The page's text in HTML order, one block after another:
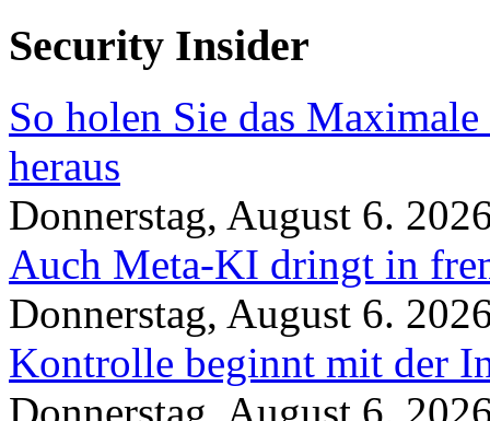
Security Insider
So holen Sie das
heraus
Donnerstag, August 6.
Auch Meta-KI dringt in
Donnerstag, August 6.
Kontrolle beginnt mit der
Donnerstag, August 6.